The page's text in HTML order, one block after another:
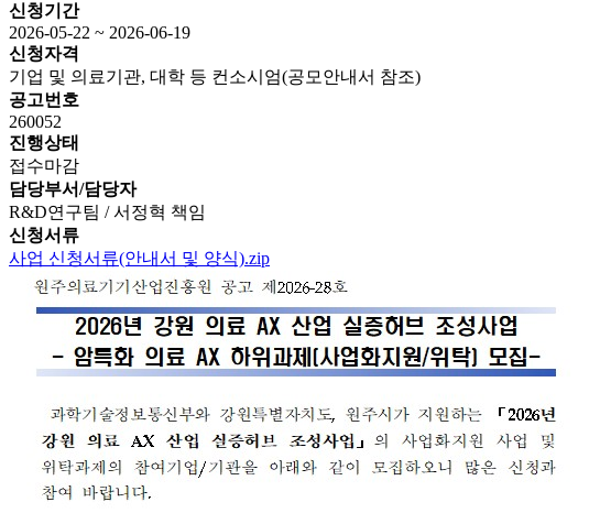
신청기간
2026-05-22 ~ 2026-06-19
신청자격
기업 및 의료기관, 대학 등 컨소시엄(공모안내서 참조)
공고번호
260052
진행상태
접수마감
담당부서/담당자
R&D연구팀 / 서정혁 책임
신청서류
사업 신청서류(안내서 및 양식).zip